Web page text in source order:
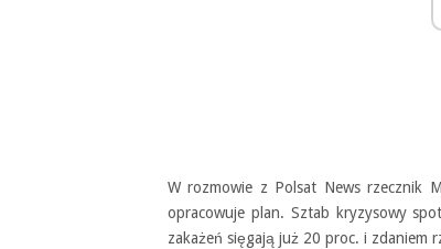
W rozmowie z Polsat News rzecznik
opracowuje plan. Sztab kryzysowy
zakażeń sięgają już 20 proc. i zdaniem